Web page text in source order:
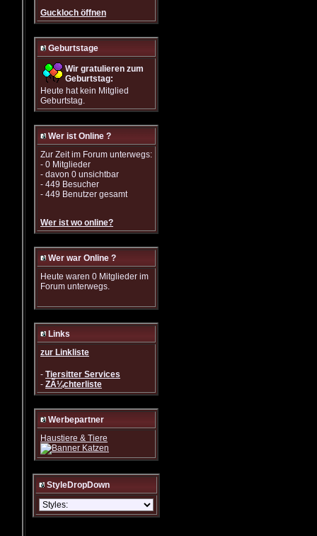
Guckloch öffnen
Geburtstage
Wir gratulieren zum
Geburtstag:
Heute hat kein Mitglied
Geburtstag.
Wer ist Online ?
Zur Zeit im Forum unterwegs:
- 0 Mitglieder
- davon 0 unsichtbar
- 449 Besucher
- 449 Benutzer gesamt
Wer ist wo online?
Wer war Online ?
Heute waren 0 Mitglieder im
Forum unterwegs.
Links
zur Linkliste
- Tiersitter Services
- ZÃ¼chterliste
Werbepartner
Haustiere & Tiere
StyleDropDown